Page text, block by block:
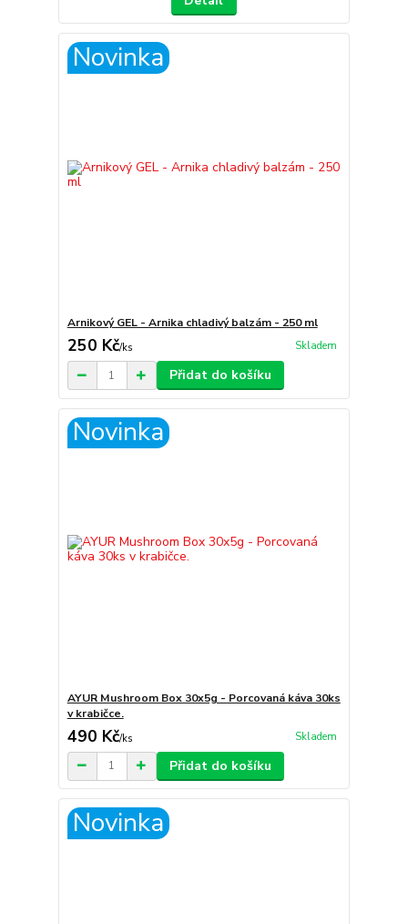
Novinka
Arnikový GEL - Arnika chladivý balzám - 250 ml
250 Kč/ks Skladem
Přidat do košíku
Novinka
AYUR Mushroom Box 30x5g - Porcovaná káva 30ks
v krabičce.
490 Kč/ks Skladem
Přidat do košíku
Novinka